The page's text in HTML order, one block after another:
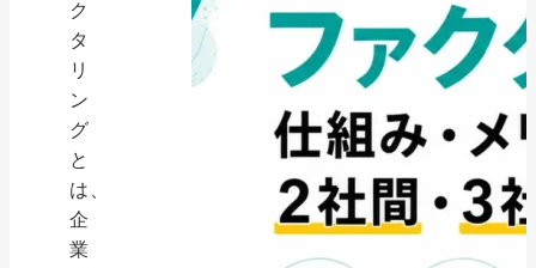
ク
タ
リ
ン
グ
と
は、
企
業